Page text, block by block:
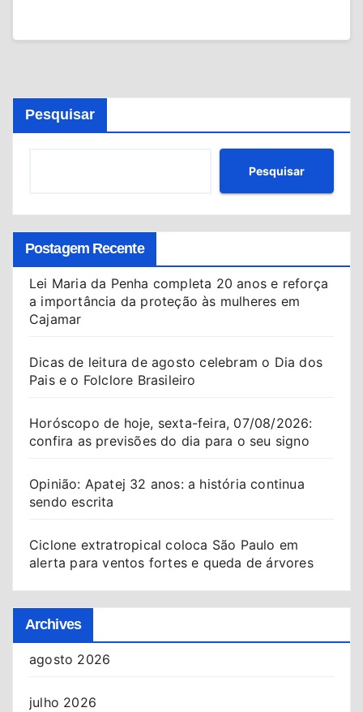
Pesquisar
Pesquisar
Postagem Recente
Lei Maria da Penha completa 20 anos e reforça
a importância da proteção às mulheres em
Cajamar
Dicas de leitura de agosto celebram o Dia dos
Pais e o Folclore Brasileiro
Horóscopo de hoje, sexta-feira, 07/08/2026:
confira as previsões do dia para o seu signo
Opinião: Apatej 32 anos: a história continua
sendo escrita
Ciclone extratropical coloca São Paulo em
alerta para ventos fortes e queda de árvores
Archives
agosto 2026
julho 2026